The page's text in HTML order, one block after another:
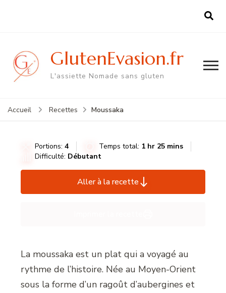
GlutenEvasion.fr
L'assiette Nomade sans gluten
Accueil Recettes Moussaka
Portions:4 Temps total: 1 hr 25 mins
Difficulté: Débutant
Aller à la recette
La moussaka est un plat qui a voyagé au
rythme de l’histoire. Née au Moyen-Orient
sous la forme d’un ragoût d’aubergines et